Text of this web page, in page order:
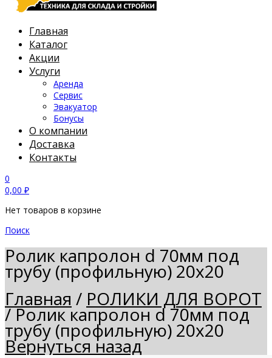
Главная
Каталог
Акции
Услуги
Аренда
Сервис
Эвакуатор
Бонусы
О компании
Доставка
Контакты
0
0,00 ₽
Нет товаров в корзине
Поиск
Ролик капролон d 70мм под
трубу (профильную) 20х20
Главная / РОЛИКИ ДЛЯ ВОРОТ
/Ролик капролон d 70мм под
трубу (профильную) 20х20
Вернуться назад